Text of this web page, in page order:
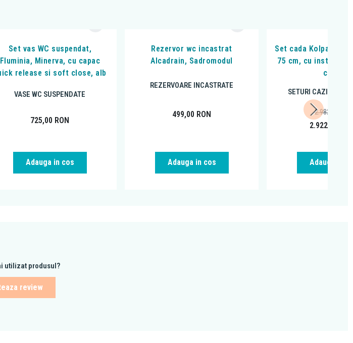
Set vas WC suspendat,
Fluminia, Minerva, cu capac
release si soft close, alb
VASE WC SUSPENDATE
725,00 RON
Adauga in cos
Rezervor wc incastrat
Alcadrain, Sadromodul
REZERVOARE INCASTRATE
499,00 RON
Adauga in cos
Set cada Kolpasan,
75 cm, cu
cadru
SETURI CAZI DE
2.922,44
2.982,08
Adauga in
utilizat produsul?
review